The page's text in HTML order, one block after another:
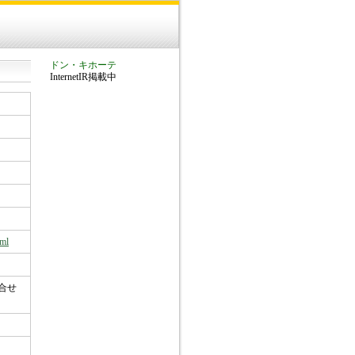
せ
ドン・キホーテ
InternetIR掲載中